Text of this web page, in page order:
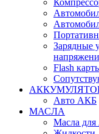
Зарядные
Flash
Авто АКБ
МАСЛА
Масла